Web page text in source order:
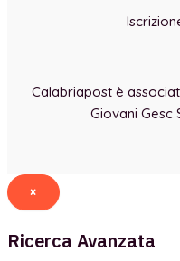
Calabriapost è
Giovani Gesc
×
Ricerca Avanzata